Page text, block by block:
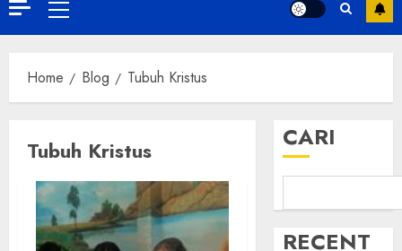
Primary
Menu
Home Blog Tubuh Kristus
Tubuh Kristus CARI
RECENT